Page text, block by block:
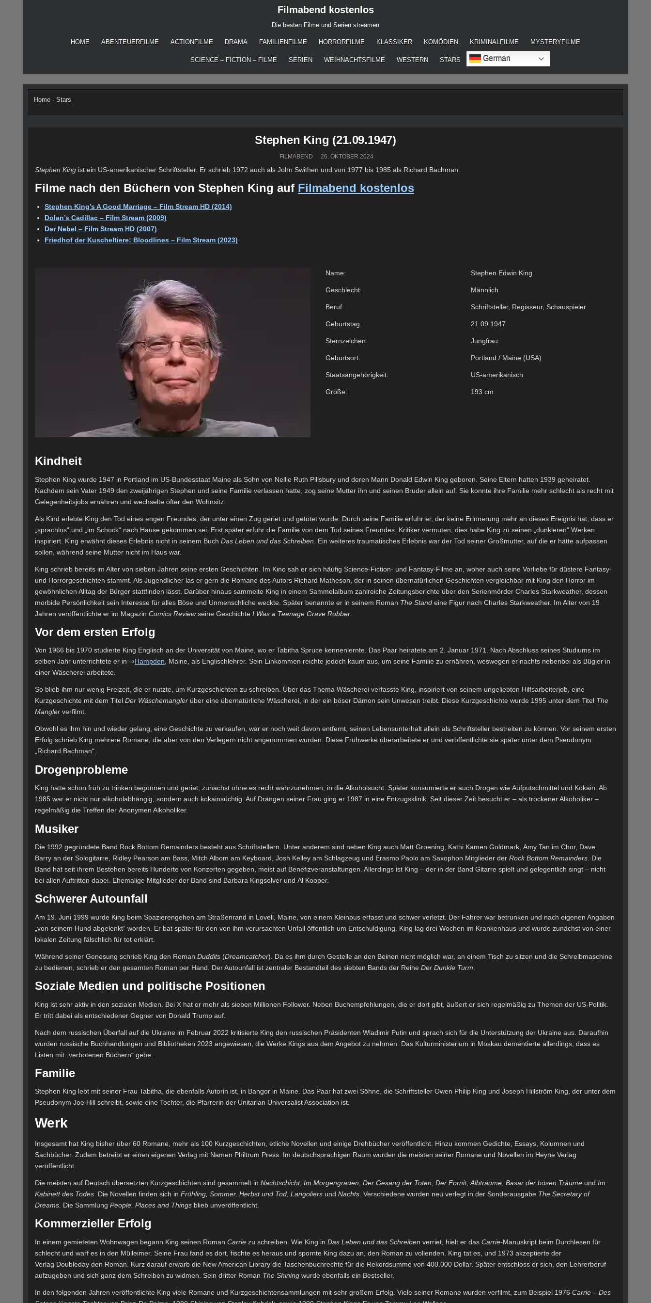
Filmabend kostenlos
Die besten Filme und Serien streamen
HOME ABENTEUERFILME ACTIONFILME DRAMA FAMILIENFILME HORRORFILME KLASSIKER KOMÖDIEN KRIMINALFILME MYSTERYFILME
SCIENCE – FICTION – FILME SERIEN WEIHNACHTSFILME WESTERN STARS German
Home - Stars
Stephen King (21.09.1947)
FILMABEND 26. OKTOBER 2024
Stephen King ist ein US-amerikanischer Schriftsteller. Er schrieb 1972 auch als John Swithen und von 1977 bis 1985 als Richard Bachman.
Filme nach den Büchern von Stephen King auf Filmabend kostenlos
Stephen King’s A Good Marriage – Film Stream HD (2014)
Dolan’s Cadillac – Film Stream (2009)
Der Nebel – Film Stream HD (2007)
Friedhof der Kuscheltiere: Bloodlines – Film Stream (2023)
Name:
Geschlecht:
Beruf:
Geburtstag:
Sternzeichen:
Geburtsort:
Staatsangehörigkeit:
Größe:
Stephen Edwin King
Männlich
Schriftsteller, Regisseur, Schauspieler
21.09.1947
Jungfrau
Portland / Maine (USA)
US-amerikanisch
193 cm
Kindheit
Stephen King wurde 1947 in Portland im US-Bundesstaat Maine als Sohn von Nellie Ruth Pillsbury und deren Mann Donald Edwin King geboren. Seine Eltern hatten 1939 geheiratet.
Nachdem sein Vater 1949 den zweijährigen Stephen und seine Familie verlassen hatte, zog seine Mutter ihn und seinen Bruder allein auf. Sie konnte ihre Familie mehr schlecht als recht mit
Gelegenheitsjobs ernähren und wechselte öfter den Wohnsitz.
Als Kind erlebte King den Tod eines engen Freundes, der unter einen Zug geriet und getötet wurde. Durch seine Familie erfuhr er, der keine Erinnerung mehr an dieses Ereignis hat, dass er
„sprachlos“ und „im Schock“ nach Hause gekommen sei. Erst später erfuhr die Familie von dem Tod seines Freundes. Kritiker vermuten, dies habe King zu seinen „dunkleren“ Werken
inspiriert. King erwähnt dieses Erlebnis nicht in seinem Buch Das Leben und das Schreiben
Ein weiteres traumatisches Erlebnis war der Tod seiner Großmutter, auf die er hätte aufpassen
sollen, während seine Mutter nicht im Haus war.
King schrieb bereits im Alter von sieben Jahren seine ersten Geschichten. Im Kino sah er sich häufig Science-Fiction- und Fantasy-Filme an, woher auch seine Vorliebe für düstere Fantasy-
und Horrorgeschichten stammt. Als Jugendlicher las er gern die Romane des Autors Richard Matheson, der in seinen übernatürlichen Geschichten vergleichbar mit King den Horror im
gewöhnlichen Alltag der Bürger stattfinden lässt. Darüber hinaus sammelte King in einem Sammelalbum zahlreiche Zeitungsberichte über den Serienmörder Charles Starkweather, dessen
morbide Persönlichkeit sein Interesse für alles Böse und Unmenschliche weckte. Später benannte er in seinem Roman The Stand eine Figur nach Charles Starkweather. Im Alter von 19
Jahren veröffentlichte er im Magazin Comics Reviewseine Geschichte I Was a Teenage Grave Robber
Vor dem ersten Erfolg
Von 1966 bis 1970 studierte King Englisch an der Universität von Maine, wo er Tabitha Spruce kennenlernte. Das Paar heiratete am 2. Januar 1971. Nach Abschluss seines Studiums im
selben Jahr unterrichtete er in ⇒Hampden, Maine, als Englischlehrer. Sein Einkommen reichte jedoch kaum aus, um seine Familie zu ernähren, weswegen er nachts nebenbei als Bügler in
einer Wäscherei arbeitete.
So blieb ihm nur wenig Freizeit, die er nutzte, um Kurzgeschichten zu schreiben. Über das Thema Wäscherei verfasste King, inspiriert von seinem ungeliebten Hilfsarbeiterjob, eine
Kurzgeschichte mit dem Titel Der Wäschemangler über eine übernatürliche Wäscherei, in der ein böser Dämon sein Unwesen treibt. Diese Kurzgeschichte wurde 1995 unter dem Titel The
Mangler verfilmt.
Obwohl es ihm hin und wieder gelang, eine Geschichte zu verkaufen, war er noch weit davon entfernt, seinen Lebensunterhalt allein als Schriftsteller bestreiten zu können. Vor seinem ersten
Erfolg schrieb King mehrere Romane, die aber von den Verlegern nicht angenommen wurden. Diese Frühwerke überarbeitete er und veröffentlichte sie später unter dem Pseudonym
„Richard Bachman“.
Drogenprobleme
King hatte schon früh zu trinken begonnen und geriet, zunächst ohne es recht wahrzunehmen, in die Alkoholsucht. Später konsumierte er auch Drogen wie Aufputschmittel und Kokain. Ab
1985 war er nicht nur alkoholabhängig, sondern auch kokainsüchtig. Auf Drängen seiner Frau ging er 1987 in eine Entzugsklinik. Seit dieser Zeit besucht er – als trockener Alkoholiker –
regelmäßig die Treffen der Anonymen Alkoholiker.
Musiker
Die 1992 gegründete Band Rock Bottom Remainders besteht aus Schriftstellern. Unter anderem sind neben King auch Matt Groening, Kathi Kamen Goldmark, Amy Tan im Chor, Dave
Barry an der Sologitarre, Ridley Pearson am Bass, Mitch Albom am Keyboard, Josh Kelley am Schlagzeug und Erasmo Paolo am Saxophon Mitglieder der Rock Bottom Remainders . Die
Band hat seit ihrem Bestehen bereits Hunderte von Konzerten gegeben, meist auf Benefizveranstaltungen. Allerdings ist King – der in der Band Gitarre spielt und gelegentlich singt – nicht
bei allen Auftritten dabei. Ehemalige Mitglieder der Band sind Barbara Kingsolver und Al Kooper.
Schwerer Autounfall
Am 19. Juni 1999 wurde King beim Spazierengehen am Straßenrand in Lovell, Maine, von einem Kleinbus erfasst und schwer verletzt. Der Fahrer war betrunken und nach eigenen Angaben
„von seinem Hund abgelenkt“ worden. Er bat später für den von ihm verursachten Unfall öffentlich um Entschuldigung. King lag drei Wochen im Krankenhaus und wurde zunächst von einer
lokalen Zeitung fälschlich für tot erklärt.
Während seiner Genesung schrieb King den Roman Duddits (Dreamcatcher). Da es ihm durch Gestelle an den Beinen nicht möglich war, an einem Tisch zu sitzen und die Schreibmaschine
zu bedienen, schrieb er den gesamten Roman per Hand. Der Autounfall ist zentraler Bestandteil des siebten Bands der Reihe Der Dunkle Turm
Soziale Medien und politische Positionen
King ist sehr aktiv in den sozialen Medien. Bei X hat er mehr als sieben Millionen Follower. Neben Buchempfehlungen, die er dort gibt, äußert er sich regelmäßig zu Themen der US-Politik.
Er tritt dabei als entschiedener Gegner von Donald Trump auf.
Nach dem russischen Überfall auf die Ukraine im Februar 2022 kritisierte King den russischen Präsidenten Wladimir Putin und sprach sich für die Unterstützung der Ukraine aus. Daraufhin
wurden russische Buchhandlungen und Bibliotheken 2023 angewiesen, die Werke Kings aus dem Angebot zu nehmen. Das Kulturministerium in Moskau dementierte allerdings, dass es
Listen mit „verbotenen Büchern“ gebe.
Familie
Stephen King lebt mit seiner Frau Tabitha, die ebenfalls Autorin ist, in Bangor in Maine. Das Paar hat zwei Söhne, die Schriftsteller Owen Philip King und Joseph Hillström King, der unter dem
Pseudonym Joe Hill schreibt, sowie eine Tochter, die Pfarrerin der Unitarian Universalist Association ist.
Werk
Insgesamt hat King bisher über 60 Romane, mehr als 100 Kurzgeschichten, etliche Novellen und einige Drehbücher veröffentlicht. Hinzu kommen Gedichte, Essays, Kolumnen und
Sachbücher. Zudem betreibt er einen eigenen Verlag mit Namen Philtrum Press. Im deutschsprachigen Raum wurden die meisten seiner Romane und Novellen im Heyne Verlag
veröffentlicht.
Die meisten auf Deutsch übersetzten Kurzgeschichten sind gesammelt in Nachtschicht, Im Morgengrauen Der Gesang der Toten Der Fornit, Albträume Basar der bösen Träume und Im
Kabinett des Todes . Die Novellen finden sich in Frühling, Sommer, Herbst und Tod Langoliers und Nachts . Verschiedene wurden neu verlegt in der Sonderausgabe The Secretary of
Dreams . Die Sammlung People, Places and Things blieb unveröffentlicht.
Kommerzieller Erfolg
In einem gemieteten Wohnwagen begann King seinen Roman Carrie zu schreiben. Wie King in Das Leben und das Schreiben verriet, hielt er das Carrie-Manuskript beim Durchlesen für
schlecht und warf es in den Mülleimer. Seine Frau fand es dort, fischte es heraus und spornte King dazu an, den Roman zu vollenden. King tat es, und 1973 akzeptierte der
Verlag Doubleday den Roman. Kurz darauf erwarb die New American Library die Taschenbuchrechte für die Rekordsumme von 400.000 Dollar. Später entschloss er sich, den Lehrerberuf
aufzugeben und sich ganz dem Schreiben zu widmen. Sein dritter Roman The Shining wurde ebenfalls ein Bestseller.
In den folgenden Jahren veröffentlichte King viele Romane und Kurzgeschichtensammlungen mit sehr großem Erfolg. Viele seiner Romane wurden verfilmt, zum Beispiel 1976 Carrie – Des